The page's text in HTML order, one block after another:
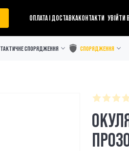
ОПЛАТА І ДОСТАВКАКОНТАКТИ УВІЙТИ
ТАКТИЧНЕ СПОРЯДЖЕННЯ СПОРЯДЖЕННЯ